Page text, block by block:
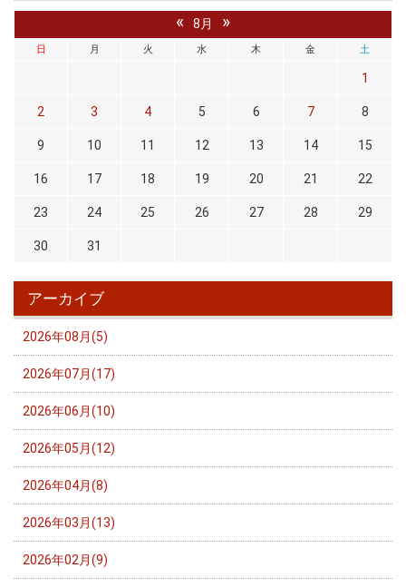
« 8月 »
日 月 火 水 木 金 土
1
2 3 4 5 6 7 8
9 10 11 12 13 14 15
16 17 18 19 20 21 22
23 24 25 26 27 28 29
30 31
アーカイブ
2026年08月(5)
2026年07月(17)
2026年06月(10)
2026年05月(12)
2026年04月(8)
2026年03月(13)
2026年02月(9)